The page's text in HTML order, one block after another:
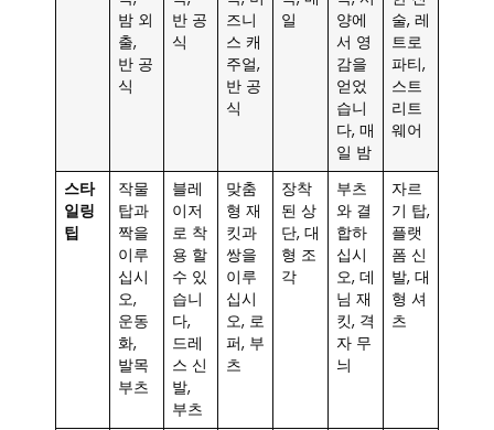
밤 외
출,
반 공
식
반 공
식
즈니
스 캐
주얼,
반 공
식
일
양에
서 영
감을
얻었
습니
다, 매
일 밤
술, 레
트로
파티,
스트
리트
웨어
스타
일링
팁
작물
탑과
짝을
이루
십시
오,
운동
화,
발목
부츠
블레
이저
로 착
용 할
수 있
습니
다,
드레
스 신
발,
부츠
맞춤
형 재
킷과
쌍을
이루
십시
오, 로
퍼, 부
츠
장착
된 상
단, 대
형 조
각
부츠
와 결
합하
십시
오, 데
님 재
킷, 격
자 무
늬
자르
기 탑,
플랫
폼 신
발, 대
형 셔
츠